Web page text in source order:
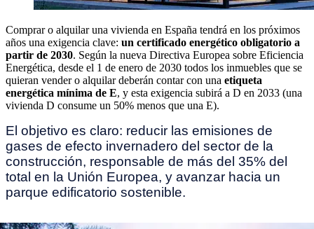
Comprar o alquilar una vivienda en España tendrá en los próximos
años una exigencia clave: un certificado energético obligatorio a
partir de 2030. Según la nueva Directiva Europea sobre Eficiencia
Energética, desde el 1 de enero de 2030 todos los inmuebles que se
quieran vender o alquilar deberán contar con una etiqueta
energética mínima de E, y esta exigencia subirá a D en 2033 (una
vivienda D consume un 50% menos que una E).
El objetivo es claro: reducir las emisiones de
gases de efecto invernadero del sector de la
construcción, responsable de más del 35% del
total en la Unión Europea, y avanzar hacia un
parque edificatorio sostenible.